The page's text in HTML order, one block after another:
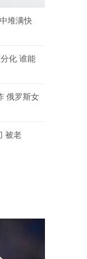
堆满快
化 谁能
俄罗斯女
被老